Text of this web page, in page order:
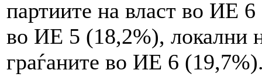
партиите на власт во ИЕ
во ИЕ 5 (18,2%), локални
граѓаните во ИЕ 6